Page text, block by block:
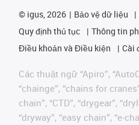
© igus, 2026 Bảo vệ dữ liệu
Quy định thủ tục
Thông tin
Điều khoản và Điều kiện
Cài
Các thuật ngữ “Apiro”,
“chainge”, “chains for
chain”, “CTD”, “drygear”,
“dryway”, “easy chain”, “e-